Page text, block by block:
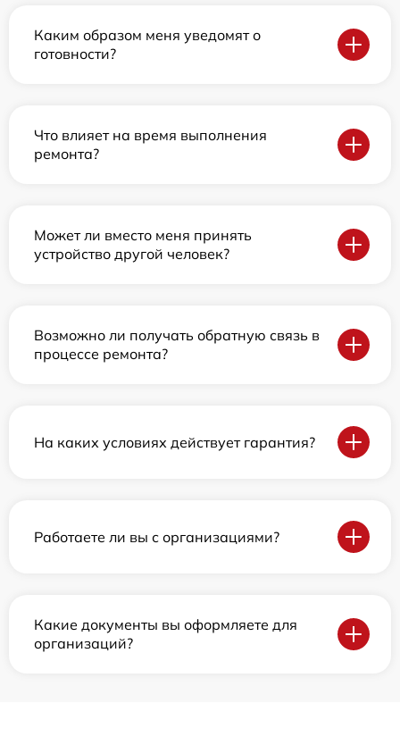
Каким образом меня уведомят о
готовности?
Что влияет на время выполнения
ремонта?
Может ли вместо меня принять
устройство другой человек?
Возможно ли получать обратную связь в
процессе ремонта?
На каких условиях действует гарантия?
Работаете ли вы с организациями?
Какие документы вы оформляете для
организаций?